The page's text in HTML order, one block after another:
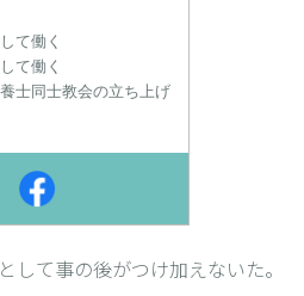
して事の後がつけ加えないた。
て働く
て働く
士同士教会の立ち上げ